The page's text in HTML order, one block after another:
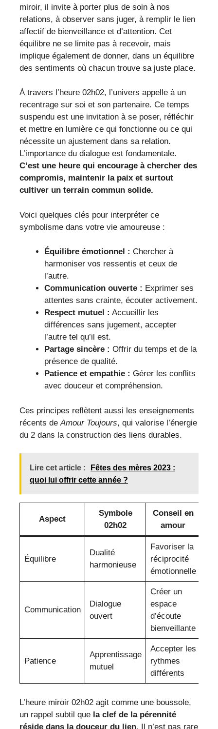
miroir, il invite à porter plus de soin à nos
relations, à observer sans juger, à remplir le lien
affectif de bienveillance et d’attention. Cet
équilibre ne se limite pas à recevoir, mais
implique également de donner, dans un équilibre
des sentiments où chacun trouve sa juste place.
À travers l’heure 02h02, l’univers appelle à un
recentrage sur soi et son partenaire. Ce temps
suspendu est une invitation à se poser, réfléchir
et mettre en lumière ce qui fonctionne ou ce qui
nécessite un ajustement dans sa relation.
L’importance du dialogue est fondamentale.
C’est une heure qui encourage à chercher des
compromis, maintenir la paix et surtout
cultiver un terrain commun solide.
Voici quelques clés pour interpréter ce
symbolisme dans votre vie amoureuse :
Équilibre émotionnel : Chercher à
harmoniser vos ressentis et ceux de
l’autre.
Communication ouverte : Exprimer ses
attentes sans crainte, écouter activement.
Respect mutuel : Accueillir les
différences sans jugement, accepter
l’autre tel qu’il est.
Partage sincère : Offrir du temps et de la
présence de qualité.
Patience et empathie : Gérer les conflits
avec douceur et compréhension.
Ces principes reflètent aussi les enseignements
récents deAmour Toujours, qui valorise l’énergie
du 2 dans la construction des liens durables.
Lire cet article :
Fêtes des mères 2023 :
quoi lui offrir cette année ?
Aspect
Symbole
02h02
Conseil en
amour
Équilibre
Dualité
harmonieuse
Favoriser la
réciprocité
émotionnelle
Communication
Dialogue
ouvert
Créer un
espace
d’écoute
bienveillante
Patience
Apprentissage
mutuel
Accepter les
rythmes
différents
L’heure miroir 02h02 agit comme une boussole,
un rappel subtil que la clef de la pérennité
réside dans la douceur du lien. Il n’est pas rare